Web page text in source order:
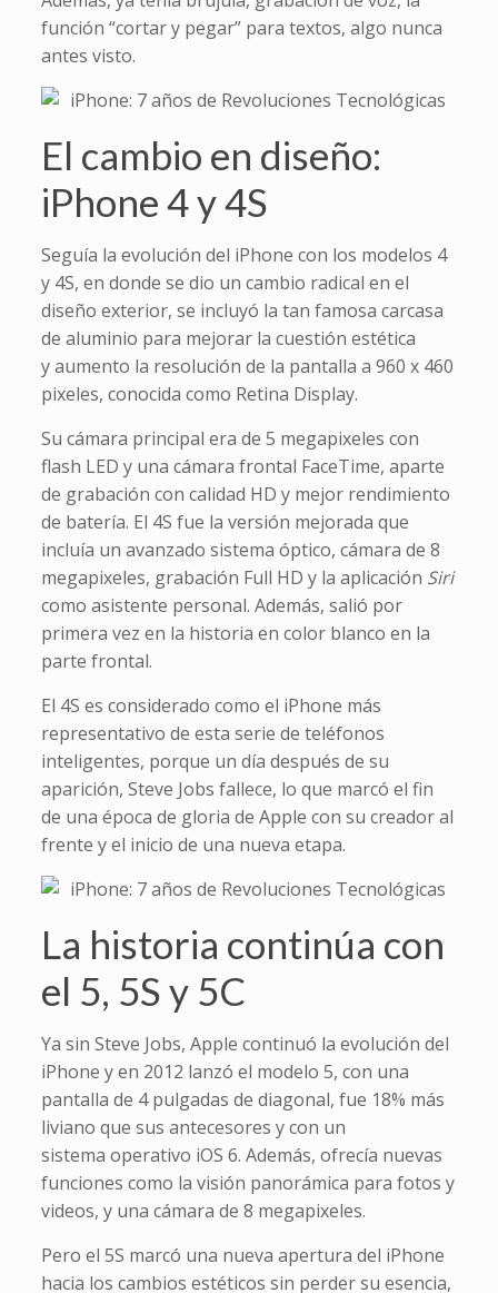
función “cortar y pegar” para textos, algo nunca
antes visto.
El cambio en diseño:
iPhone 4 y 4S
Seguía la evolución del iPhone con los modelos 4
y 4S, en donde se dio un cambio radical en el
diseño exterior, se incluyó la tan famosa carcasa
de aluminio para mejorar la cuestión estética
y aumento la resolución de la pantalla a 960 x 460
pixeles, conocida como Retina Display.
Su cámara principal era de 5 megapixeles con
flash LED y una cámara frontal FaceTime, aparte
de grabación con calidad HD y mejor rendimiento
de batería. El 4S fue la versión mejorada que
incluía un avanzado sistema óptico, cámara de 8
megapixeles, grabación Full HD y la aplicación Siri
como asistente personal. Además, salió por
primera vez en la historia en color blanco en la
parte frontal.
El 4S es considerado como el iPhone más
representativo de esta serie de teléfonos
inteligentes, porque un día después de su
aparición, Steve Jobs fallece, lo que marcó el fin
de una época de gloria de Apple con su creador al
frente y el inicio de una nueva etapa.
La historia continúa con
el 5, 5S y 5C
Ya sin Steve Jobs, Apple continuó la evolución del
iPhone y en 2012 lanzó el modelo 5, con una
pantalla de 4 pulgadas de diagonal, fue 18% más
liviano que sus antecesores y con un
sistema operativo iOS 6. Además, ofrecía nuevas
funciones como la visión panorámica para fotos y
videos, y una cámara de 8 megapixeles.
Pero el 5S marcó una nueva apertura del iPhone
hacia los cambios estéticos sin perder su esencia,